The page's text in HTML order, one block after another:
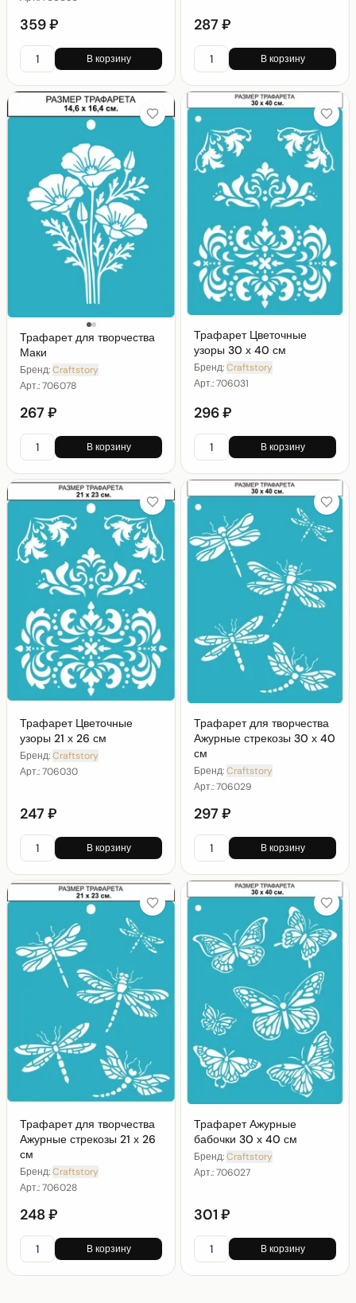
359 ₽
В корзину
287 ₽
В корзину
Трафарет для творчества
Маки
Бренд:Craftstory
Арт.:706078
267 ₽
В корзину
Трафарет Цветочные
узоры 30 х 40 см
Бренд:Craftstory
Арт.:706031
296 ₽
В корзину
Трафарет Цветочные
узоры 21 х 26 см
Бренд:Craftstory
Арт.:706030
247 ₽
В корзину
Трафарет для творчества
Ажурные стрекозы 30 х 40
см
Бренд:Craftstory
Арт.:706029
297 ₽
В корзину
Трафарет для творчества
Ажурные стрекозы 21 х 26
см
Бренд:Craftstory
Арт.:706028
248 ₽
В корзину
Трафарет Ажурные
бабочки 30 х 40 см
Бренд:Craftstory
Арт.:706027
301 ₽
В корзину